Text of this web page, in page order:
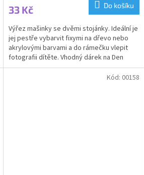
33 Kč Do košíku
Výřez mašinky se dvěmi stojánky. Ideální je
jej pestře vybarvit fixymi na dřevo nebo
akrylovými barvami a do rámečku vlepit
fotografii dítěte. Vhodný dárek na Den
otců, k...
Kód: 00158